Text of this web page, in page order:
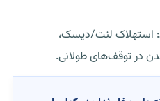
: استهلاک لنت/دیسک،
در توقف‌های طولانی.